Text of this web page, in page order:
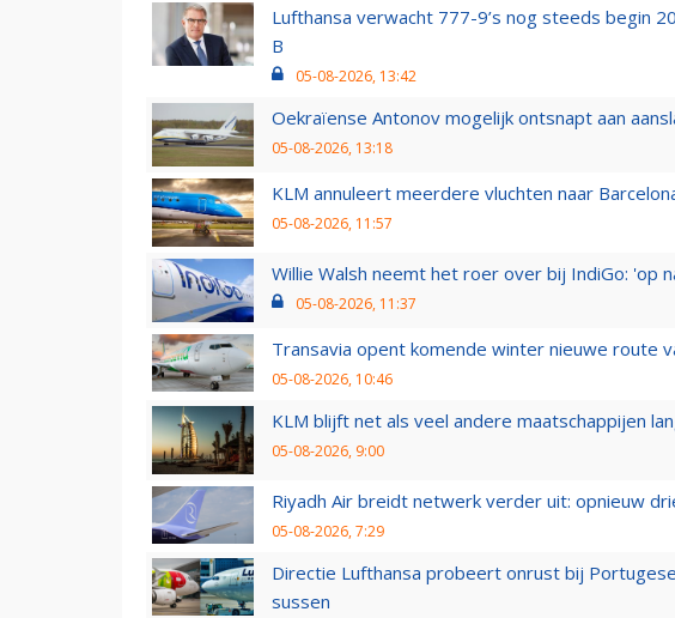
Lufthansa verwacht 777-9’s nog steeds begin
B
05-08-2026, 13:42
Oekraïense Antonov mogelijk ontsnapt aan
05-08-2026, 13:18
KLM annuleert meerdere vluchten naar
05-08-2026, 11:57
Willie Walsh neemt het roer over bij IndiGo: 'op
05-08-2026, 11:37
Transavia opent komende winter nieuwe route
05-08-2026, 10:46
KLM blijft net als veel andere maatschappijen
05-08-2026, 9:00
Riyadh Air breidt netwerk verder uit: opnieuw
05-08-2026, 7:29
Directie Lufthansa probeert onrust bij
sussen